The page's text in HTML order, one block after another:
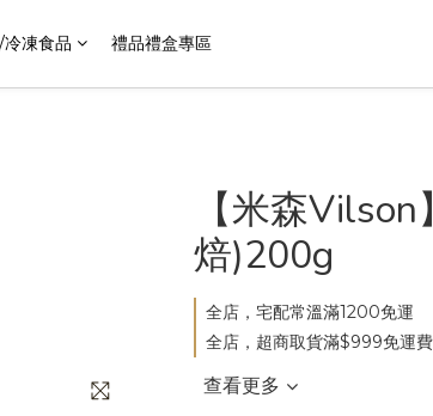
凍食品 禮品禮盒專區
【米森
焙)200g
全店，宅配常溫滿1200免運
全店，超商取貨滿$999免運費
查看更多